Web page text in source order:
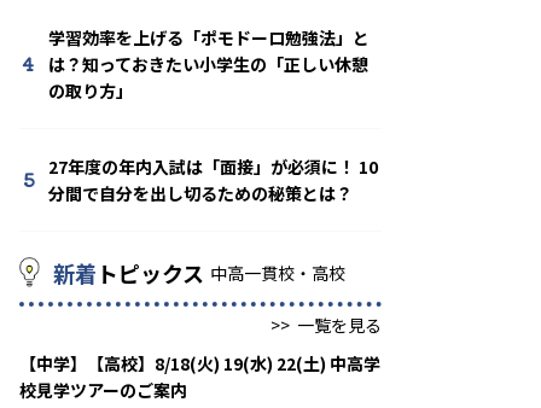
4
学習効率を上げる「ポモドーロ勉強法」と
は？知っておきたい小学生の「正しい休憩
の取り方」
5
27年度の年内入試は「面接」が必須に！ 10
分間で自分を出し切るための秘策とは？
新着 トピックス 中高一貫校・高校
>> 一覧を見る
【中学】【高校】8/18(火) 19(水) 22(土) 中高学
校見学ツアーのご案内